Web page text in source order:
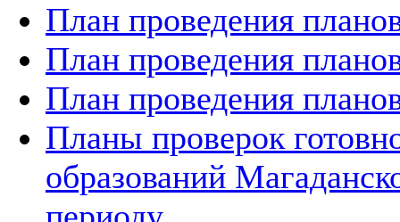
План проведения
План проведения
План проведения
Планы проверок
образований